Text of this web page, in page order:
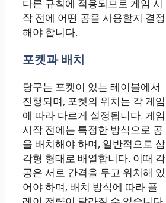
다른 규칙에 적용되므로 게임 시
작 전에 어떤 공을 사용할지 결정
해야 합니다.
포켓과 배치
당구는 포켓이 있는 테이블에서
진행되며, 포켓의 위치는 각 게임
에 따라 다르게 설정됩니다. 게임
시작 전에는 특정한 방식으로 공
을 배치해야 하며, 일반적으로 삼
각형 형태로 배열합니다. 이때 각
공은 서로 간격을 두고 위치해 있
어야 하며, 배치 방식에 따라 플